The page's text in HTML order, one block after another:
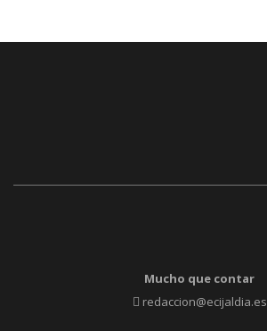
Mucho que contar
redaccion@ecijaldia.es